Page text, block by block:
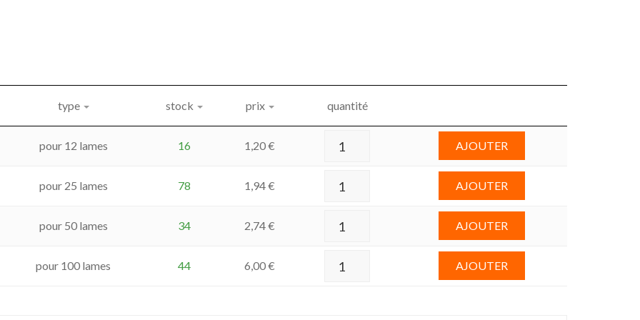
type stock prix quantité
pour 12 lames 16 1,20€ AJOUTER
pour 25 lames 78 1,94€ AJOUTER
pour 50 lames 34 2,74€ AJOUTER
pour 100 lames 44 6,00€ AJOUTER